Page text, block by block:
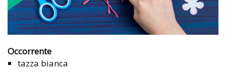
Occorrente
tazza bianca